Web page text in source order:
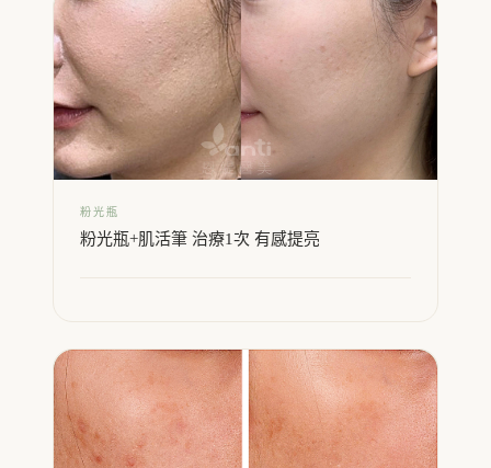
粉光瓶
粉光瓶+肌活筆 治療1次 有感提亮